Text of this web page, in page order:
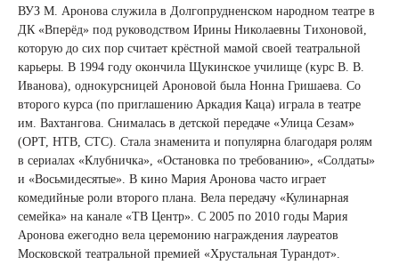
ВУЗ М. Аронова служила в Долгопрудненском народном театре в
ДК «Вперёд» под руководством Ирины Николаевны Тихоновой,
которую до сих пор считает крёстной мамой своей театральной
карьеры. В 1994 году окончила Щукинское училище (курс В. В.
Иванова), однокурсницей Ароновой была Нонна Гришаева. Со
второго курса (по приглашению Аркадия Каца) играла в театре
им. Вахтангова. Снималась в детской передаче «Улица Сезам»
(ОРТ, НТВ, СТС). Стала знаменита и популярна благодаря ролям
в сериалах «Клубничка», «Остановка по требованию», «Солдаты»
и «Восьмидесятые». В кино Мария Аронова часто играет
комедийные роли второго плана. Вела передачу «Кулинарная
семейка» на канале «ТВ Центр». С 2005 по 2010 годы Мария
Аронова ежегодно вела церемонию награждения лауреатов
Московской театральной премией «Хрустальная Турандот».